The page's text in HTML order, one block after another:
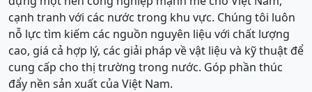
cạnh tranh với các nước trong khu vực. Chúng tôi luôn
nỗ lực tìm kiếm các nguồn nguyên liệu với chất lượng
cao, giá cả hợp lý, các giải pháp về vật liệu và kỹ thuật để
cung cấp cho thị trường trong nước. Góp phần thúc
đẩy nền sản xuất của Việt Nam.